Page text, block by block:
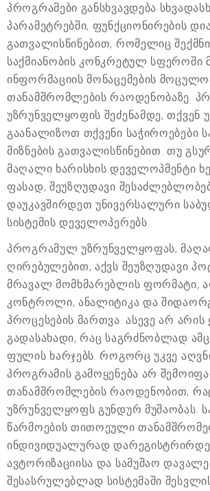
პროგრამები განსხვავდება
პარამეტრებში, ფუნქციონირების
გათვალისწინებით, რომელიც
საქმიანობის კონკრეტულ სფეროში
ინფორმაციის მონაცემების
თანამშრომლების რაოდენობაზე.
უზრუნველყოფის შეძენამდე, თქვენ
გაანალიზოთ თქვენი საჭიროებები
მიზნების გათვალისწინებით. თუ
მაღალი ხარისხის დეველოპმენტი
ფასად, შეუზღუდავი
დაუკავშირდეთ უნივერსალური
სისტემის დეველოპერებს.
პროგრამულ უზრუნველყოფას,
ღირებულებით, აქვს შეუზღუდავი
მრავალ მომხმარებლის ფორმატი,
კონტროლი, ანალიტიკა და
პროცესების მართვა. ასევე არ
გადასახადი, რაც საგრძნობლად
ფულის ხარჯებს. როგორც უკვე
პროგრამის გამოყენება არ
თანამშრომლების რაოდენობით,
უზრუნველყოფს გუნდურ მუშაობას.
წარმოების თითოეული
ინდივიდუალურად
ავტორიზაციისა და სამუშაო
შესასრულებლად სისტემაში